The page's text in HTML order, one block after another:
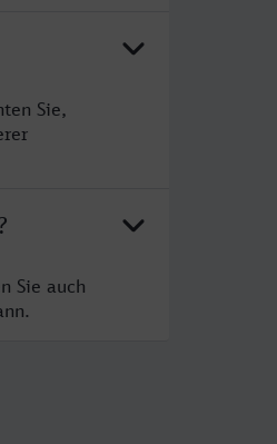
Sie,
Sie auch